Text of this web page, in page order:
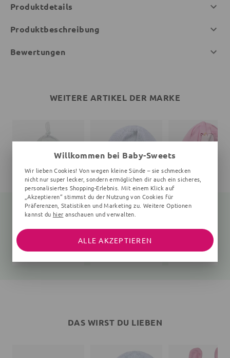
Produktdetails
Produktbeschreibung
Bewertungen
WEITERE ARTIKEL DER MARKE
Mütze Bär
68 (3-6 Monate)
Mütze Katze
DAS WIRST DU LIEBEN
Willkommen bei Baby-Sweets
Wir lieben Cookies! Von wegen kleine Sünde – sie schmecken
nicht nur super lecker, sondern ermöglichen dir auch ein sicheres,
personalisiertes Shopping-Erlebnis. Mit einem Klick auf
„Akzeptieren“ stimmst du der Nutzung von Cookies für
Präferenzen, Statistiken und Marketing zu. Weitere Optionen
kannst du hier anschauen und verwalten.
ALLE AKZEPTIEREN